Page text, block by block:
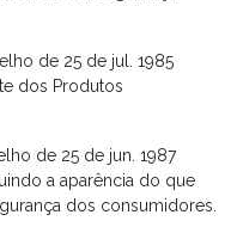
de 25 de jul. 1985
dos Produtos
de 25 de jun. 1987
a aparência do que
dos consumidores.